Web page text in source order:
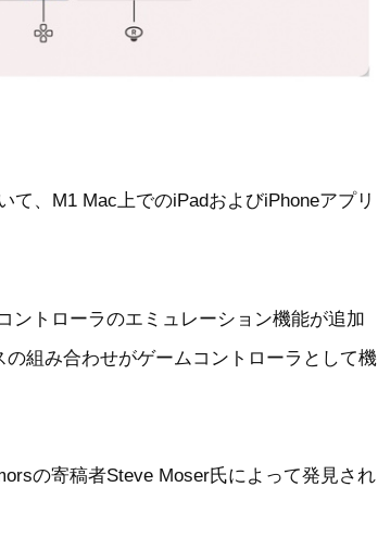
て、M1 Mac上でのiPadおよびiPhoneアプリ
ントローラのエミュレーション機能が追加
組み合わせがゲームコントローラとして機
の寄稿者Steve Moser氏によって発見され